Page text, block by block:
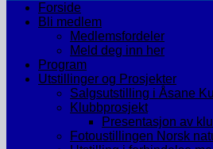
Forside
Bli medlem
Medlemsfordeler
Meld deg inn her
Program
Utstillinger og Prosjekter
Salgsutstilling i Åsane
Klubbprosjekt
Presentasjon av
Fotoustillingen Norsk